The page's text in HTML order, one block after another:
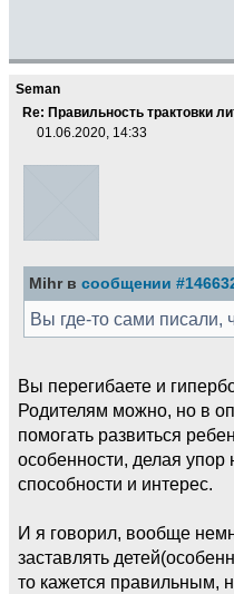
Seman
Re: Правильность трактовки
01.06.2020, 14:33
Mihr в сообщении
Вы где-то сами писали,
Вы перегибаете и
Родителям можно, но в
помогать развиться
особенности, делая упор
способности и интерес.
И я говорил, вообще
заставлять
то кажется правильным,